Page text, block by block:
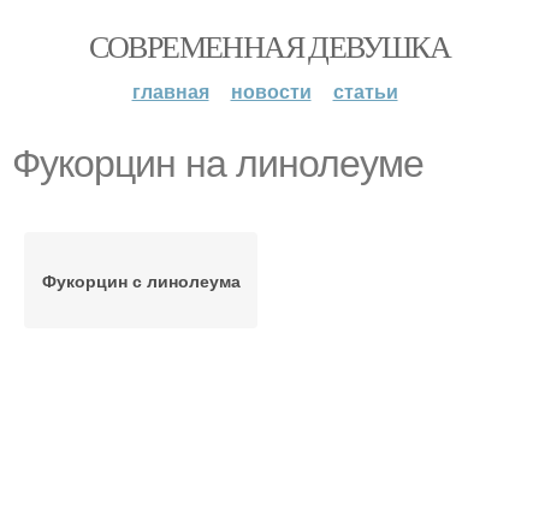
СОВРЕМЕННАЯ ДЕВУШКА
главная новости статьи
Фукорцин на линолеуме
Фукорцин с линолеума